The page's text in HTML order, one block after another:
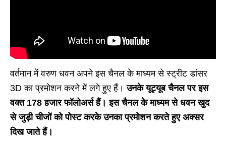
वर्तमान में वरुण धवन अपने इस चैनल के माध्यम से स्ट्रीट डांसर
3D का प्रमोशन करने में लगे हुए हैं।उनके यूट्यूब चैनल पर इस
वक्त 178 हजार फॉलोअर्स हैं। इस चैनल के माध्यम से धवन खुद
से जुड़ी चीजों को पोस्ट करके उनका प्रमोशन करते हुए अक्सर
दिख जाते हैं।